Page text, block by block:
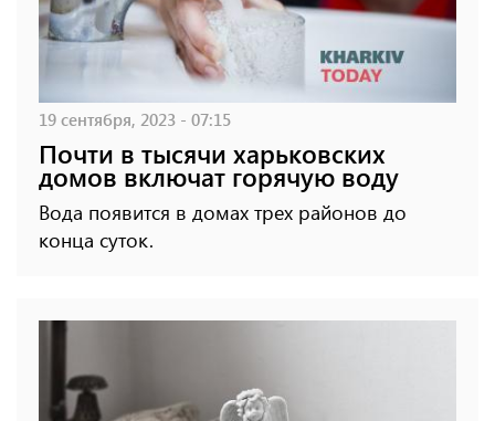
19 сентября, 2023 - 07:15
Почти в тысячи харьковских
домов включат горячую воду
Вода появится в домах трех районов до
конца суток.